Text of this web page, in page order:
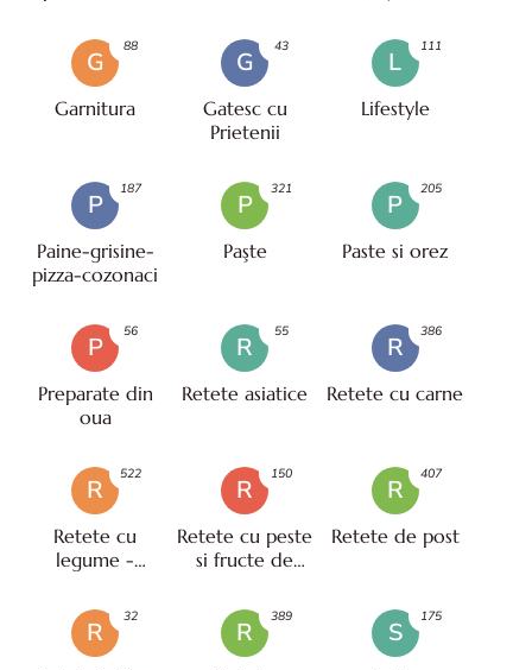
G
Garnitura
88
G
Gatesc cu
Prietenii
43
L
Lifestyle
111
P
Paine-grisine-
pizza-cozonaci
187
P
Paşte
321
P
Paste si orez
205
P
Preparate din
oua
56
R
Retete asiatice
55
R
Retete cu carne
386
R
Retete cu
legume -
522
R
Retete cu peste
si fructe de
150
R
Retete de post
407
R
32
R
389
S
175